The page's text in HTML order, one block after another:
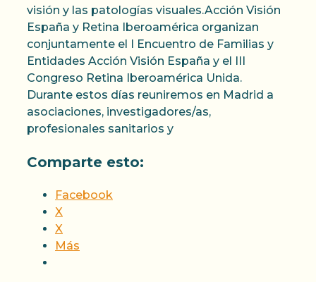
visión y las patologías visuales.Acción Visión
España y Retina Iberoamérica organizan
conjuntamente el I Encuentro de Familias y
Entidades Acción Visión España y el III
Congreso Retina Iberoamérica Unida.
Durante estos días reuniremos en Madrid a
asociaciones, investigadores/as,
profesionales sanitarios y
Comparte esto:
Facebook
X
X
Más